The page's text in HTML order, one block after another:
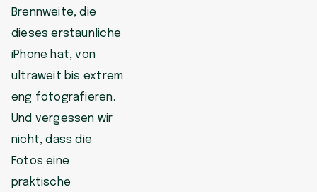
Brennweite, die
dieses erstaunliche
iPhone hat, von
ultraweit bis extrem
eng fotografieren.
Und vergessen wir
nicht, dass die
Fotos eine
praktische